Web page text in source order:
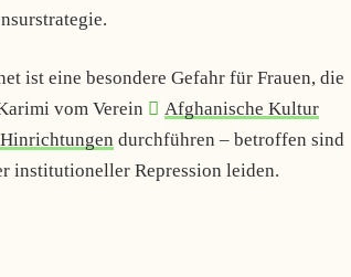
ist eine besondere Gefahr für Frauen, die
vom Verein
Afghanische Kultur
durchführen – betroffen sind
institutioneller Repression leiden.